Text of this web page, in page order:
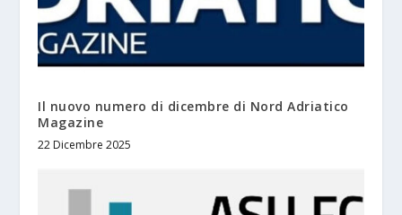
Il nuovo numero di dicembre di Nord Adriatico
Magazine
22 Dicembre 2025